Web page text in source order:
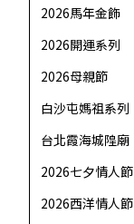
2026馬年金飾
2026開運系列
2026母親節
白沙屯媽祖系列
台北霞海城隍廟
2026七夕情人節
2026西洋情人節